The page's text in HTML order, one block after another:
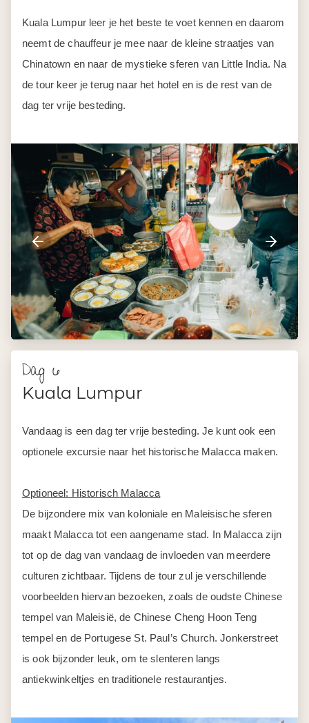
Kuala Lumpur leer je het beste te voet kennen en daarom
neemt de chauffeur je mee naar de kleine straatjes van
Chinatown en naar de mystieke sferen van Little India. Na
de tour keer je terug naar het hotel en is de rest van de
dag ter vrije besteding.
Dag 6
Kuala Lumpur
Vandaag is een dag ter vrije besteding. Je kunt ook een
optionele excursie naar het historische Malacca maken.
Optioneel: Historisch Malacca
De bijzondere mix van koloniale en Maleisische sferen
maakt Malacca tot een aangename stad. In Malacca zijn
tot op de dag van vandaag de invloeden van meerdere
culturen zichtbaar. Tijdens de tour zul je verschillende
voorbeelden hiervan bezoeken, zoals de oudste Chinese
tempel van Maleisië, de Chinese Cheng Hoon Teng
tempel en de Portugese St. Paul’s Church. Jonkerstreet
is ook bijzonder leuk, om te slenteren langs
antiekwinkeltjes en traditionele restaurantjes.